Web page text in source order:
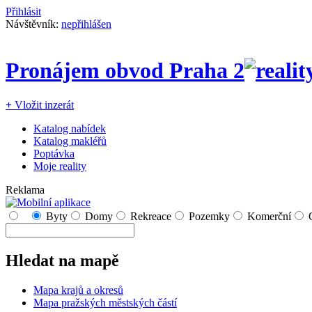
Přihlásit
Návštěvník: nepřihlášen
Pronájem obvod Praha 2
+ Vložit inzerát
Katalog nabídek
Katalog makléřů
Poptávka
Moje reality
Reklama
Byty Domy Rekreace Pozemky Komerční
Hledat na mapě
Mapa krajů a okresů
Mapa pražských městských částí